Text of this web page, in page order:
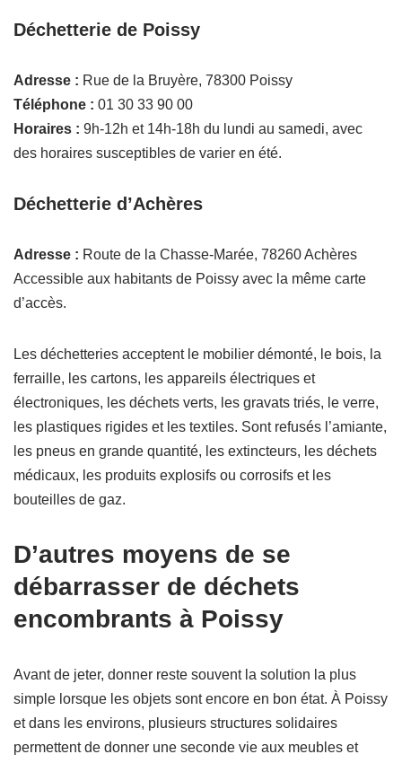
Déchetterie de Poissy
Adresse : Rue de la Bruyère, 78300 Poissy
Téléphone : 01 30 33 90 00
Horaires : 9h-12h et 14h-18h du lundi au samedi, avec
des horaires susceptibles de varier en été.
Déchetterie d’Achères
Adresse : Route de la Chasse-Marée, 78260 Achères
Accessible aux habitants de Poissy avec la même carte
d’accès.
Les déchetteries acceptent le mobilier démonté, le bois, la
ferraille, les cartons, les appareils électriques et
électroniques, les déchets verts, les gravats triés, le verre,
les plastiques rigides et les textiles. Sont refusés l’amiante,
les pneus en grande quantité, les extincteurs, les déchets
médicaux, les produits explosifs ou corrosifs et les
bouteilles de gaz.
D’autres moyens de se
débarrasser de déchets
encombrants à Poissy
Avant de jeter, donner reste souvent la solution la plus
simple lorsque les objets sont encore en bon état. À Poissy
et dans les environs, plusieurs structures solidaires
permettent de donner une seconde vie aux meubles et